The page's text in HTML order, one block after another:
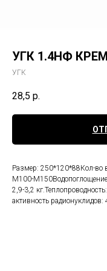
УГК 1.4НФ
УГК
28,5 р.
Размер: 250*120*88Кол-во
М100-
2,9-3,2
активность радионуклидов: